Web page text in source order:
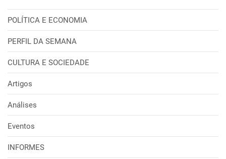
POLÍTICA E ECONOMIA
PERFIL DA SEMANA
CULTURA E SOCIEDADE
Artigos
Análises
Eventos
INFORMES